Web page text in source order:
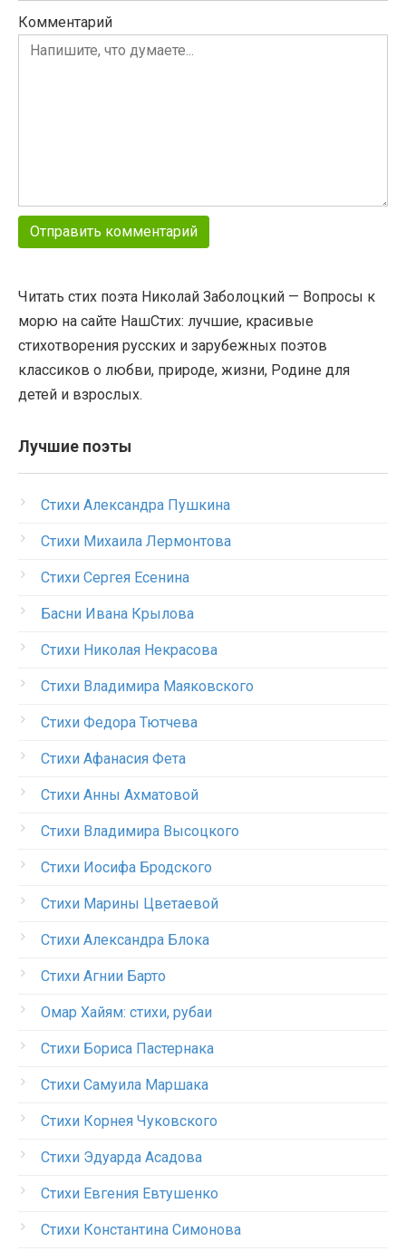
Комментарий
Читать стих поэта Николай Заболоцкий — Вопросы к
морю на сайте НашСтих: лучшие, красивые
стихотворения русских и зарубежных поэтов
классиков о любви, природе, жизни, Родине для
детей и взрослых.
Лучшие поэты
Стихи Александра Пушкина
Стихи Михаила Лермонтова
Стихи Сергея Есенина
Басни Ивана Крылова
Стихи Николая Некрасова
Стихи Владимира Маяковского
Стихи Федора Тютчева
Стихи Афанасия Фета
Стихи Анны Ахматовой
Стихи Владимира Высоцкого
Стихи Иосифа Бродского
Стихи Марины Цветаевой
Стихи Александра Блока
Стихи Агнии Барто
Омар Хайям: стихи, рубаи
Стихи Бориса Пастернака
Стихи Самуила Маршака
Стихи Корнея Чуковского
Стихи Эдуарда Асадова
Стихи Евгения Евтушенко
Стихи Константина Симонова